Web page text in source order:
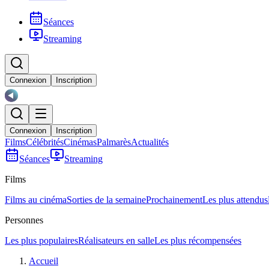
Séances
Streaming
Connexion Inscription
Connexion Inscription
FilmsCélébritésCinémasPalmarèsActualités
Séances
Streaming
Films
Films au cinémaSorties de la semaineProchainementLes plus attendus
Personnes
Les plus populairesRéalisateurs en salleLes plus récompensées
Accueil